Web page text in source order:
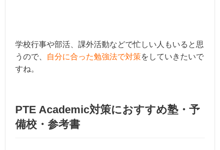
学校行事や部活、課外活動などで忙しい人もいると思
うので、
自分に合った勉強法で対策をしていきたいで
すね。
PTE Academic対策におすすめ塾・予
備校・参考書